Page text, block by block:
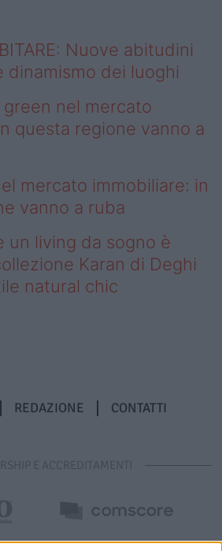
Nuove abitudini
dinamismo dei luoghi
green nel mercato
questa regione vanno a
mercato immobiliare: in
vanno a ruba
un living da sogno è
Karan di Deghi
natural chic
REDAZIONE CONTATTI
E ACCREDITAMENTI